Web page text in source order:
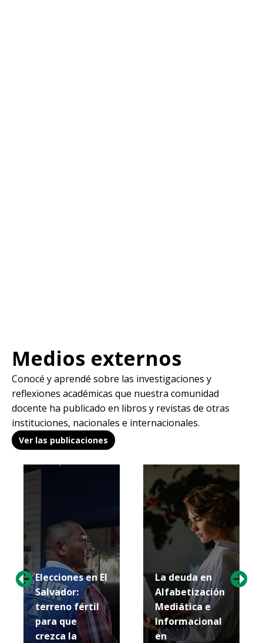
Medios externos
Conocé y aprendé sobre las investigaciones y
reflexiones académicas que nuestra comunidad
docente ha publicado en libros y revistas de otras
instituciones, nacionales e internacionales.
Ver las publicaciones
Elecciones en El
Salvador:
terreno fértil
para que
crezca la
La deuda en
Alfabetización
Mediática e
Informacional
en